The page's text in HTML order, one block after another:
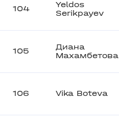
104
Yeldos
Serikpayev
105
Диана
Махамбетова
106 Vika Boteva